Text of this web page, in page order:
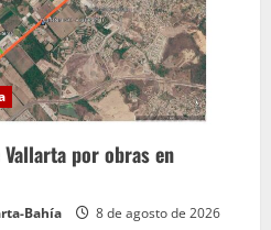
por obras en
Bahía 8 de agosto de 2026